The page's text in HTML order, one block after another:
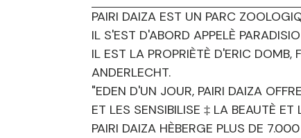
PAIRI DAIZA EST UN PARC
IL S'EST D'ABORD APPELÈ
IL EST LA PROPRIÈTÈ D'ERIC DOMB,
ANDERLECHT.
"EDEN D'UN JOUR, PAIRI DAIZA
ET LES SENSIBILISE ‡ LA BEAUTÈ
PAIRI DAIZA HÈBERGE PLUS DE